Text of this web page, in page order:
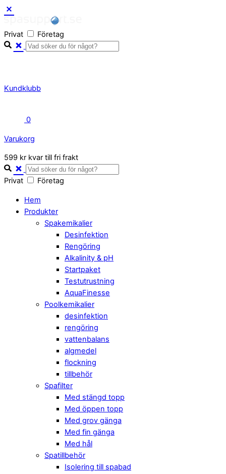
to
content
Privat Företag
Kundklubb
0
Varukorg
Close
Cart
599 kr kvar till fri frakt
Privat Företag
Hem
Produkter
Spakemikalier
Desinfektion
Rengöring
Alkalinity & pH
Startpaket
Testutrustning
AquaFinesse
Poolkemikalier
desinfektion
rengöring
vattenbalans
algmedel
flockning
tillbehör
Spafilter
Med stängd topp
Med öppen topp
Med grov gänga
Med fin gänga
Med hål
Spatillbehör
Isolering till spabad